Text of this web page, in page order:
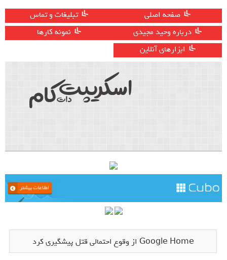
صفحه اصلی
تبلیغات و تماس
درباره وحید مجیدی
نمونه کارها
ابزارهای آنلاین
Google Home از وقوع احتمالی قتل پیشگیری کرد